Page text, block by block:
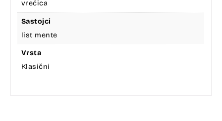
vrećica
Sastojci
list mente
Vrsta
Klasični